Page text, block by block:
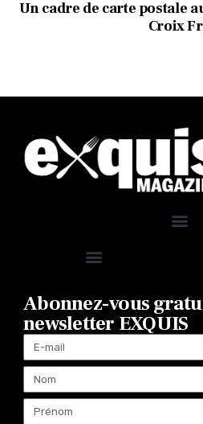
Un cadre de carte postale
Croix
Abonnez-vous
newsletter EXQUIS